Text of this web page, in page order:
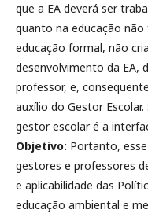
que a EA deverá ser
quanto na educação
educação formal, não
desenvolvimento da EA,
professor, e,
auxílio do Gestor
gestor escolar é a
Objetivo: Portanto,
gestores e professores
e aplicabilidade das
educação ambiental e